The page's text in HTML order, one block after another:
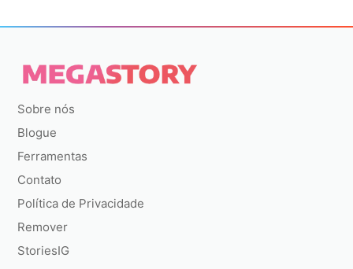
Sobre nós
Blogue
Ferramentas
Contato
Política de Privacidade
Remover
StoriesIG